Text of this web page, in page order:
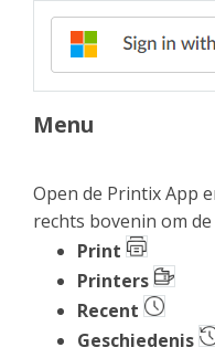
Menu
Open de Printix App
rechts bovenin om
Print
Printers
Recent
Geschiedenis